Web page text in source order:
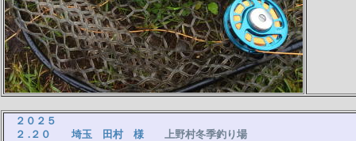
２０２５
２ .２０ 埼玉 田村 様
上野村冬季釣り場